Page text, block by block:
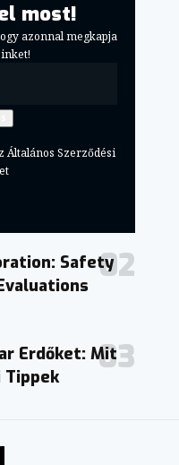
most!
azonnal megkapja
Általános Szerződési
Safety
Erdőket: Mit
Tippek